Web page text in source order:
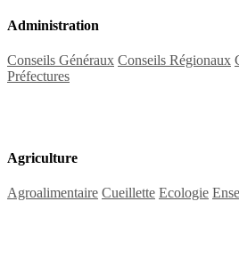
Administration
Conseils Généraux Conseils Régionaux
Préfectures
Agriculture
Agroalimentaire Cueillette Ecologie